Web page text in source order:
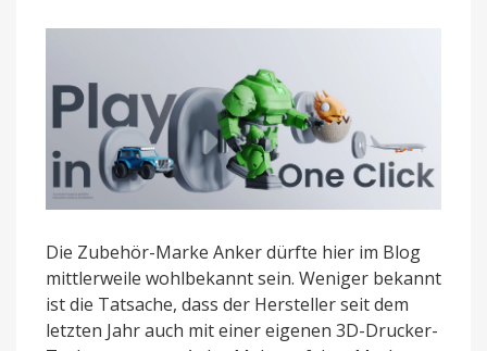
Die Zubehör-Marke Anker dürfte hier im Blog
mittlerweile wohlbekannt sein. Weniger bekannt
ist die Tatsache, dass der Hersteller seit dem
letzten Jahr auch mit einer eigenen 3D-Drucker-